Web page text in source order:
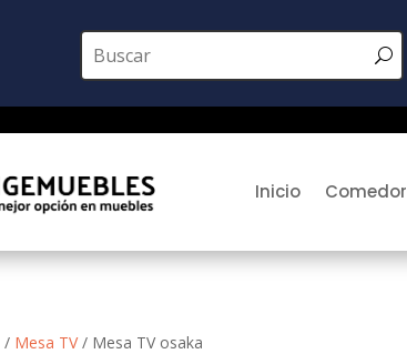
Inicio Comedor
/ Mesa TV/ Mesa TV osaka